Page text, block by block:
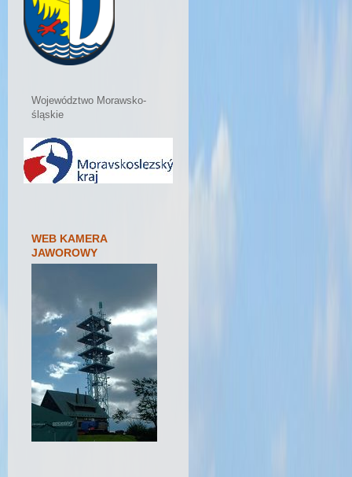
Województwo Morawsko-
śląskie
WEB KAMERA
JAWOROWY